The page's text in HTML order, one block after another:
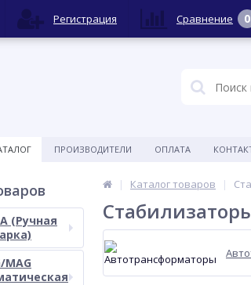
ПРОИЗВОДИТЕЛИ ОПЛАТА
(Ручная
MAG
Каталог товаров
Регистрация Сравнение 0